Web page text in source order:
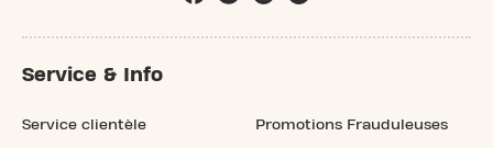
Service & Info
Service clientèle Promotions Frauduleuses